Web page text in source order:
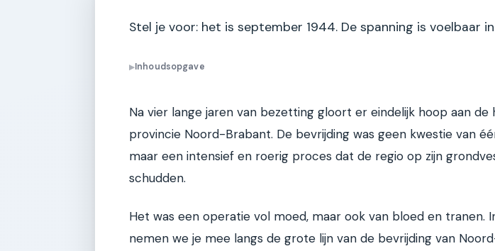
Stel je voor: het is september 1944. De spanning is voelbaar
▶Inhoudsopgave
Na vier lange jaren van bezetting gloort er eindelijk hoop aan de
provincie Noord-Brabant. De bevrijding was geen kwestie van
maar een intensief en roerig proces dat de regio op zijn
schudden.
Het was een operatie vol moed, maar ook van bloed en tranen.
nemen we je mee langs de grote lijn van de bevrijding van